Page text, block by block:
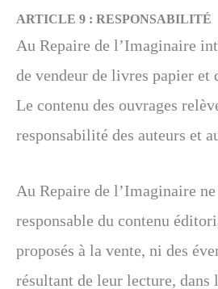
ARTICLE 9 : RESPONSABILITÉ
Au Repaire de l’Imaginaire
de vendeur de livres papier et
Le contenu des ouvrages
responsabilité des auteurs et
Au Repaire de l’Imaginaire
responsable du contenu
proposés à la vente, ni des
résultant de leur lecture, dans